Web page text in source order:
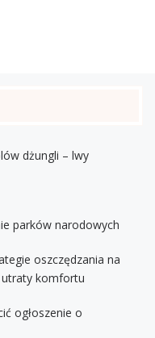
dżungli – lwy
parków narodowych
oszczędzania na
utraty komfortu
ogłoszenie o